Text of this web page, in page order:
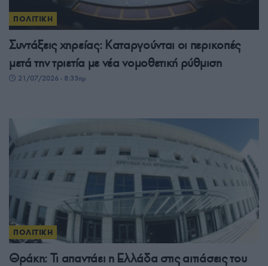
ΠΟΛΙΤΙΚΗ
Συντάξεις χηρείας: Καταργούνται οι περικοπές
μετά την τριετία με νέα νομοθετική ρύθμιση
21/07/2026 - 8:33πμ
ΠΟΛΙΤΙΚΗ
Θράκη: Τι απαντάει η Ελλάδα στις αιτιάσεις του